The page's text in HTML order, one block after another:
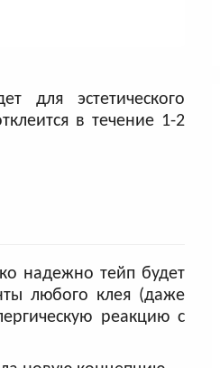
для эстетического
в течение 1-2
надежно тейп будет
любого клея (даже
реакцию с